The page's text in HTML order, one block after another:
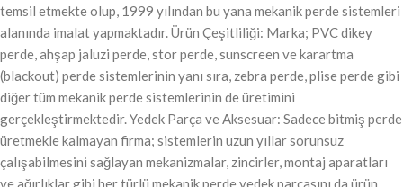
temsil etmekte olup, 1999 yılından bu yana mekanik perde sistemleri
alanında imalat yapmaktadır. Ürün Çeşitliliği: Marka; PVC dikey
perde, ahşap jaluzi perde, stor perde, sunscreen ve karartma
(blackout) perde sistemlerinin yanı sıra, zebra perde, plise perde gibi
diğer tüm mekanik perde sistemlerinin de üretimini
gerçekleştirmektedir. Yedek Parça ve Aksesuar: Sadece bitmiş perde
üretmekle kalmayan firma; sistemlerin uzun yıllar sorunsuz
çalışabilmesini sağlayan mekanizmalar, zincirler, montaj aparatları
ve ağırlıklar gibi her türlü mekanik perde yedek parçasını da ürün